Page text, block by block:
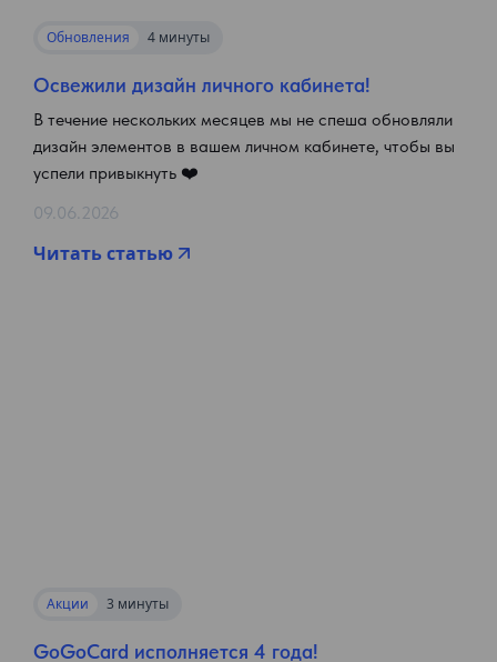
Обновления 4 минуты
Освежили дизайн личного кабинета!
В течение нескольких месяцев мы не спеша обновляли
дизайн элементов в вашем личном кабинете, чтобы вы
успели привыкнуть ❤️
09.06.2026
Читать статью
Акции 3 минуты
GoGoCard исполняется 4 года!